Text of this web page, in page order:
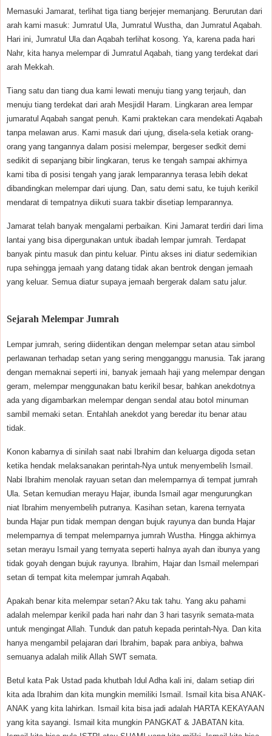
Memasuki Jamarat, terlihat tiga tiang berjejer memanjang. Berurutan dari
arah kami masuk: Jumratul Ula, Jumratul Wustha, dan Jumratul Aqabah.
Hari ini, Jumratul Ula dan Aqabah terlihat kosong. Ya, karena pada hari
Nahr, kita hanya melempar di Jumratul Aqabah, tiang yang terdekat dari
arah Mekkah.
Tiang satu dan tiang dua kami lewati menuju tiang yang terjauh, dan
menuju tiang terdekat dari arah Mesjidil Haram. Lingkaran area lempar
jumaratul Aqabah sangat penuh. Kami praktekan cara mendekati Aqabah
tanpa melawan arus. Kami masuk dari ujung, disela-sela ketiak orang-
orang yang tangannya dalam posisi melempar, bergeser sedkit demi
sedikit di sepanjang bibir lingkaran, terus ke tengah sampai akhirnya
kami tiba di posisi tengah yang jarak lemparannya terasa lebih dekat
dibandingkan melempar dari ujung. Dan, satu demi satu, ke tujuh kerikil
mendarat di tempatnya diikuti suara takbir disetiap lemparannya.
Jamarat telah banyak mengalami perbaikan. Kini Jamarat terdiri dari lima
lantai yang bisa dipergunakan untuk ibadah lempar jumrah. Terdapat
banyak pintu masuk dan pintu keluar. Pintu akses ini diatur sedemikian
rupa sehingga jemaah yang datang tidak akan bentrok dengan jemaah
yang keluar. Semua diatur supaya jemaah bergerak dalam satu jalur.
Sejarah Melempar Jumrah
Lempar jumrah, sering diidentikan dengan melempar setan atau simbol
perlawanan terhadap setan yang sering mengganggu manusia. Tak jarang
dengan memaknai seperti ini, banyak jemaah haji yang melempar dengan
geram, melempar menggunakan batu kerikil besar, bahkan anekdotnya
ada yang digambarkan melempar dengan sendal atau botol minuman
sambil memaki setan. Entahlah anekdot yang beredar itu benar atau
tidak.
Konon kabarnya di sinilah saat nabi Ibrahim dan keluarga digoda setan
ketika hendak melaksanakan perintah-Nya untuk menyembelih Ismail.
Nabi Ibrahim menolak rayuan setan dan melemparnya di tempat jumrah
Ula. Setan kemudian merayu Hajar, ibunda Ismail agar mengurungkan
niat Ibrahim menyembelih putranya. Kasihan setan, karena ternyata
bunda Hajar pun tidak mempan dengan bujuk rayunya dan bunda Hajar
melemparnya di tempat melemparnya jumrah Wustha. Hingga akhirnya
setan merayu Ismail yang ternyata seperti halnya ayah dan ibunya yang
tidak goyah dengan bujuk rayunya. Ibrahim, Hajar dan Ismail melempari
setan di tempat kita melempar jumrah Aqabah.
Apakah benar kita melempar setan? Aku tak tahu. Yang aku pahami
adalah melempar kerikil pada hari nahr dan 3 hari tasyrik semata-mata
untuk mengingat Allah. Tunduk dan patuh kepada perintah-Nya. Dan kita
hanya mengambil pelajaran dari Ibrahim, bapak para anbiya, bahwa
semuanya adalah milik Allah SWT semata.
Betul kata Pak Ustad pada khutbah Idul Adha kali ini, dalam setiap diri
kita ada Ibrahim dan kita mungkin memiliki Ismail. Ismail kita bisa ANAK-
ANAK yang kita lahirkan. Ismail kita bisa jadi adalah HARTA KEKAYAAN
yang kita sayangi. Ismail kita mungkin PANGKAT & JABATAN kita.